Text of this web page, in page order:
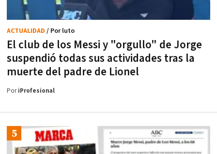
El club de los Messi y "orgullo" de Jorge
suspendió todas sus actividades tras la
muerte del padre de Lionel
ACTUALIDAD / Por luto
PoriProfesional